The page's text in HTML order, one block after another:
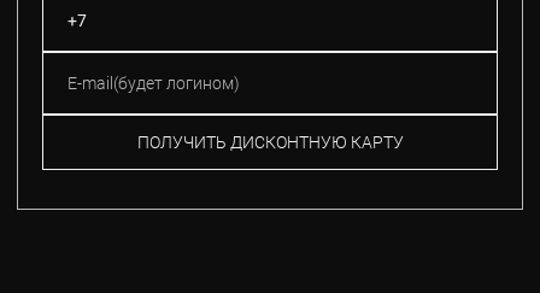
ПОЛУЧИТЬ ДИСКОНТНУЮ КАРТУ